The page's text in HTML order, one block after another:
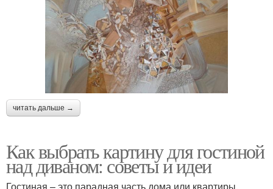
читать дальше →
Как выбрать картину для гостиной
над диваном: советы и идеи